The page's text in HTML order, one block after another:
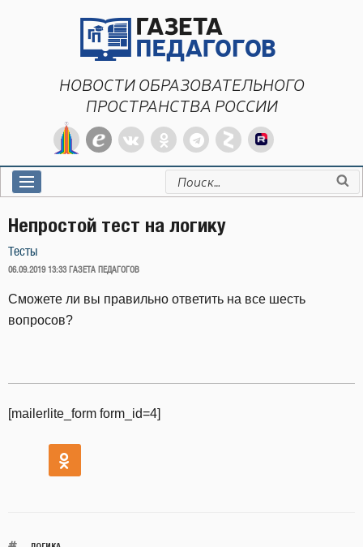
НОВОСТИ ОБРАЗОВАТЕЛЬНОГО
ПРОСТРАНСТВА РОССИИ
Искать:
Непростой тест на логику
Тесты
ОПУБЛИКОВАНО
06.09.2019 13:33 ГАЗЕТА ПЕДАГОГОВ
Сможете ли вы правильно ответить на все шесть
вопросов?
[mailerlite_form form_id=4]